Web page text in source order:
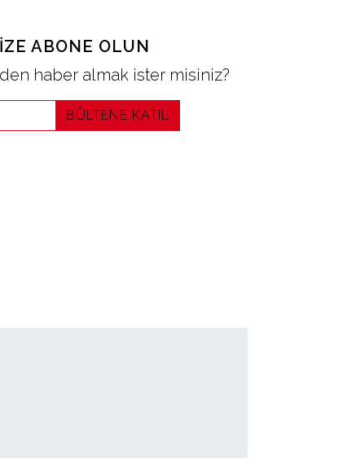
ABONE OLUN
haber almak ister misiniz?
BÜLTENE KATIL